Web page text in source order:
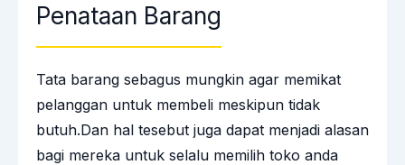
Penataan Barang
Tata barang sebagus mungkin agar memikat
pelanggan untuk membeli meskipun tidak
butuh.Dan hal tesebut juga dapat menjadi alasan
bagi mereka untuk selalu memilih toko anda